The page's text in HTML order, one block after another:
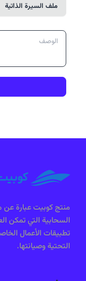
ملف السيرة الذاتية
منتج كوبيت عبارة عن
السحابية التي تمكن
تطبيقات الأعمال
التحتية وصيانتها.